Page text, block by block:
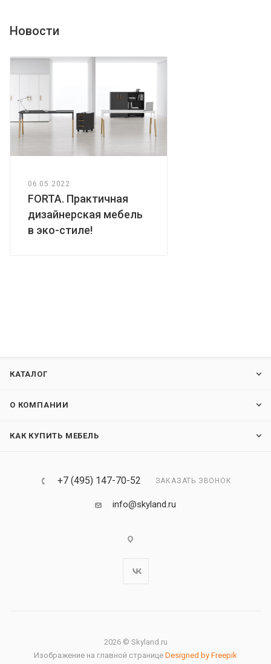
Новости
06.05.2022
FORTA. Практичная
дизайнерская мебель
в эко-стиле!
КАТАЛОГ
О КОМПАНИИ
КАК КУПИТЬ МЕБЕЛЬ
+7 (495) 147-70-52 ЗАКАЗАТЬ ЗВОНОК
info@skyland.ru
2026 © Skyland.ru
Изображение на главной странице Designed by Freepik